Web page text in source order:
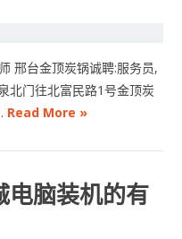
邢台金顶炭锅诚聘:服务员,
北门往北富民路1号金顶炭
Read More »
电脑装机的有